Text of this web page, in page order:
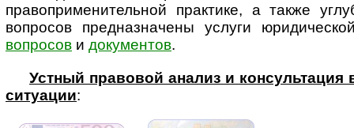
правоприменительной практике, а также
вопросов пред­наз­на­че­ны услуги
вопросов и документов.
Устный правовой анализ и
ситуации: